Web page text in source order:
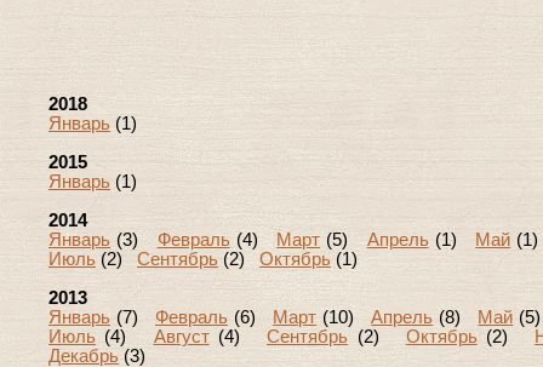
2018
Январь (1)
2015
Январь (1)
2014
Январь (3) Февраль(4) Март (5) Апрель(1) Май
Июль (2) Сентябрь (2) Октябрь (1)
2013
Январь (7)Февраль (6) Март (10)Апрель (8) Май
Июль (4) Август(4)Сентябрь (2) Октябрь(2)
Декабрь (3)